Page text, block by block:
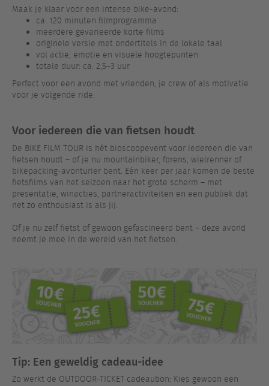
Maak je klaar voor een intense bike-avond:
ca. 120 minuten filmprogramma
meerdere gevarieerde korte films
originele versie met ondertitels in de lokale taal
vol actie, emotie en visuele hoogtepunten
totale duur: ca. 2,5–3 uur
Perfect voor een avond met vrienden, je crew of als motivatie
voor je volgende ride.
Voor iedereen die van fietsen houdt
De BIKE FILM TOUR is hét bioscoopevent voor iedereen die van
fietsen houdt – of je nu mountainbiker, forens, wielrenner of
bikepacking-avonturier bent. Eén keer per jaar komen de beste
fietsfilms van het seizoen naar het grote scherm – met
presentatie, winacties, partneractiviteiten en een publiek dat
net zo enthousiast is als jij.
Of je nu zelf fietst of gewoon gefascineerd bent – deze avond
neemt je mee in de wereld van het fietsen.
Tip: Een geweldig cadeau-idee
Zo werkt de OUTDOOR-TICKET cadeaubon: Kies gewoon een